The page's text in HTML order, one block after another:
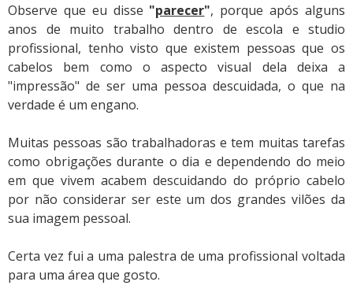
Observe que eu disse "parecer", porque após alguns
anos de muito trabalho dentro de escola e studio
profissional, tenho visto que existem pessoas que os
cabelos bem como o aspecto visual dela deixa a
"impressão" de ser uma pessoa descuidada, o que na
verdade é um engano.
Muitas pessoas são trabalhadoras e tem muitas tarefas
como obrigações durante o dia e dependendo do meio
em que vivem acabem descuidando do próprio cabelo
por não considerar ser este um dos grandes vilões da
sua imagem pessoal.
Certa vez fui a uma palestra de uma profissional voltada
para uma área que gosto.